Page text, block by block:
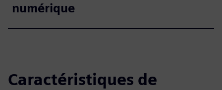
numérique
Caractéristiques de